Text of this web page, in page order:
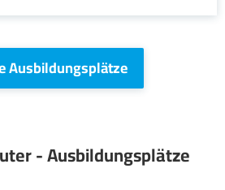
Ausbildungsplätze
- Ausbildungsplätze